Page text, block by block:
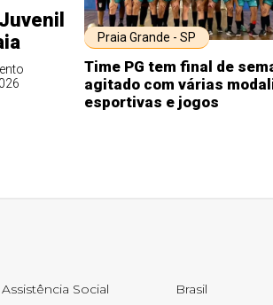
Praia Grande - SP
Time PG tem final de
agitado com várias
esportivas e jogos
Assistência Social Brasil